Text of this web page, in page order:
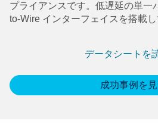
プライアンスです。低遅延の単一
to-Wire インターフェイスを搭載し
データシートを
成功事例を